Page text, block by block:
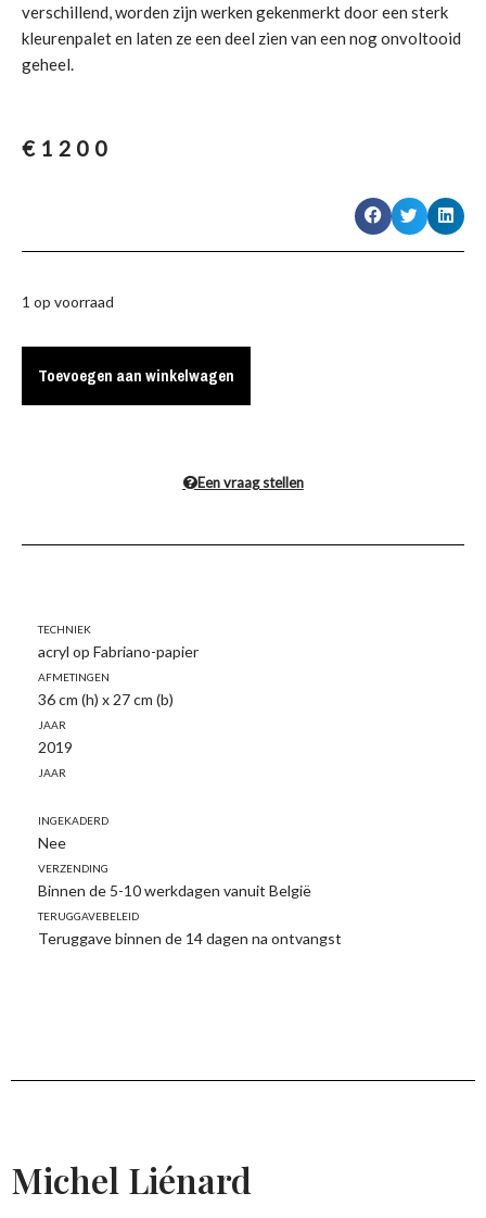
verschillend, worden zijn werken gekenmerkt door een sterk
kleurenpalet en laten ze een deel zien van een nog onvoltooid
geheel.
€ 1200
1 op voorraad
Toevoegen aan winkelwagen
Een vraag stellen
Techniek
acryl op Fabriano-papier
Afmetingen
36 cm (h) x 27 cm (b)
Jaar
2019
Jaar
Ingekaderd
Nee
Verzending
Binnen de 5-10 werkdagen vanuit België
Teruggavebeleid
Teruggave binnen de 14 dagen na ontvangst
Michel Liénard